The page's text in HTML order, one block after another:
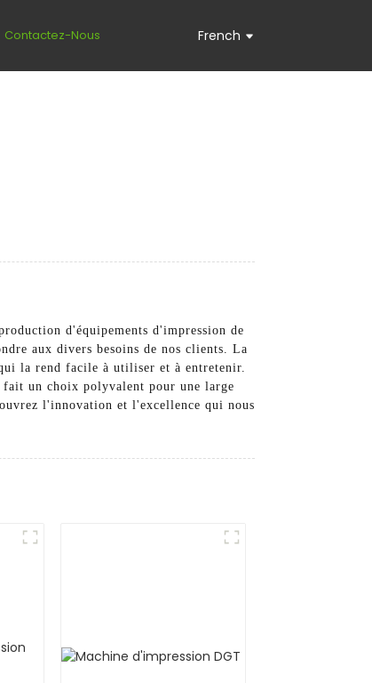
Contactez-Nous French
d'équipements d'impression de
aux divers besoins de nos clients. La
la rend facile à utiliser et à entretenir.
un choix polyvalent pour une large
l'innovation et l'excellence qui nous